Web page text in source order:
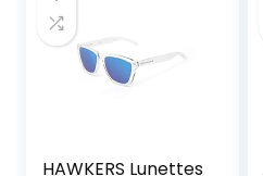
HAWKERS Lunettes